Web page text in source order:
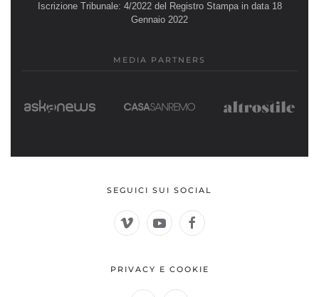
Iscrizione Tribunale: 4/2022 del Registro Stampa in data 18
Gennaio 2022
MEDIA PARTNERS
SEGUICI SUI SOCIAL
PRIVACY E COOKIE